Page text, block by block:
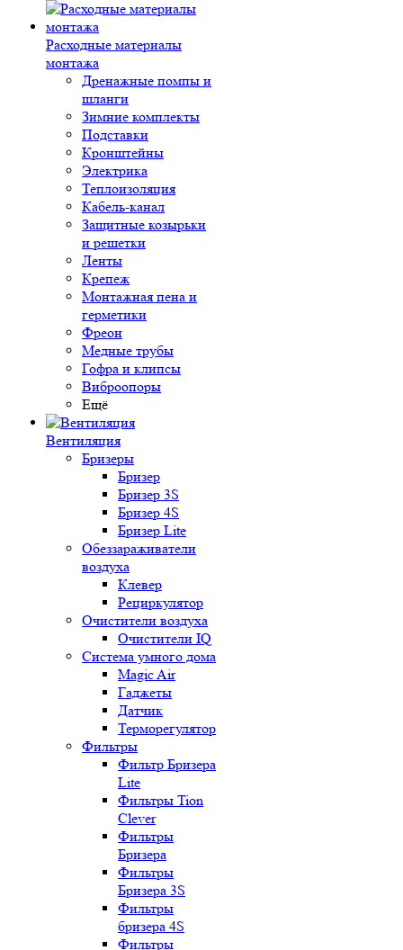
Расходные материалы
монтажа
Дренажные помпы и
шланги
Зимние комплекты
Подставки
Кронштейны
Электрика
Теплоизоляция
Кабель-канал
Защитные козырьки
и решетки
Ленты
Крепеж
Монтажная пена и
герметики
Фреон
Медные трубы
Гофра и клипсы
Виброопоры
Ещё
Вентиляция
Бризеры
Бризер
Бризер 3S
Бризер 4S
Бризер Lite
Обеззараживатели
воздуха
Клевер
Рециркулятор
Очистители воздуха
Очистители IQ
Система умного дома
Magic Air
Гаджеты
Датчик
Терморегулятор
Фильтры
Фильтр Бризера
Lite
Фильтры Tion
Clever
Фильтры
Бризера
Фильтры
Бризера 3S
Фильтры
бризера 4S
Фильтры